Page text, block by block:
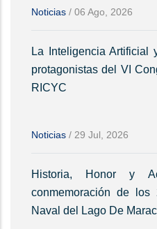
Noticias / 06 Ago, 2026
La Inteligencia Artificial
protagonistas del VI
RICYC
Noticias / 29 Jul, 2026
Historia, Honor y
conmemoración de
Naval del Lago De